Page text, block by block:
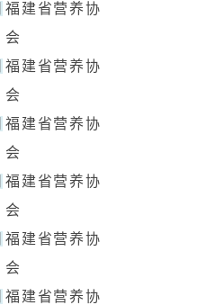
福建省营养协
会
福建省营养协
会
福建省营养协
会
福建省营养协
会
福建省营养协
会
福建省营养协